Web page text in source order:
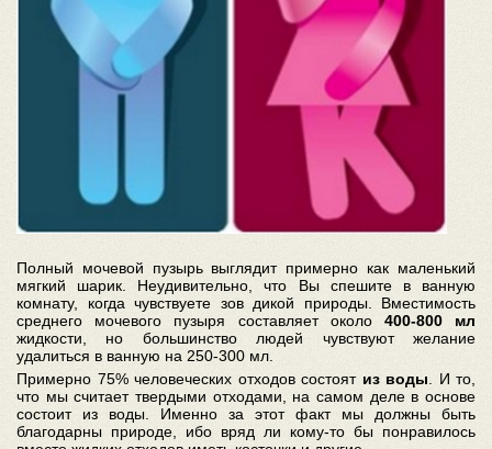
Полный мочевой пузырь выглядит примерно как маленький
мягкий шарик. Неудивительно, что Вы спешите в ванную
комнату, когда чувствуете зов дикой природы. Вместимость
среднего мочевого пузыря составляет около400-800 мл
жидкости, но большинство людей чувствуют желание
удалиться в ванную на 250-300 мл.
Примерно 75% человеческих отходов состоятиз воды . И то,
что мы считает твердыми отходами, на самом деле в основе
состоит из воды. Именно за этот факт мы должны быть
благодарны природе, ибо вряд ли кому-то бы понравилось